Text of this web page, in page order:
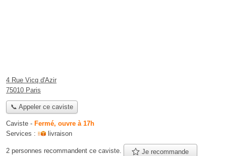
4 Rue Vicq d'Azir
75010 Paris
📞 Appeler ce caviste
Caviste - Fermé, ouvre à 17h
Services :
livraison
2 personnes recommandent ce caviste. Je recommande